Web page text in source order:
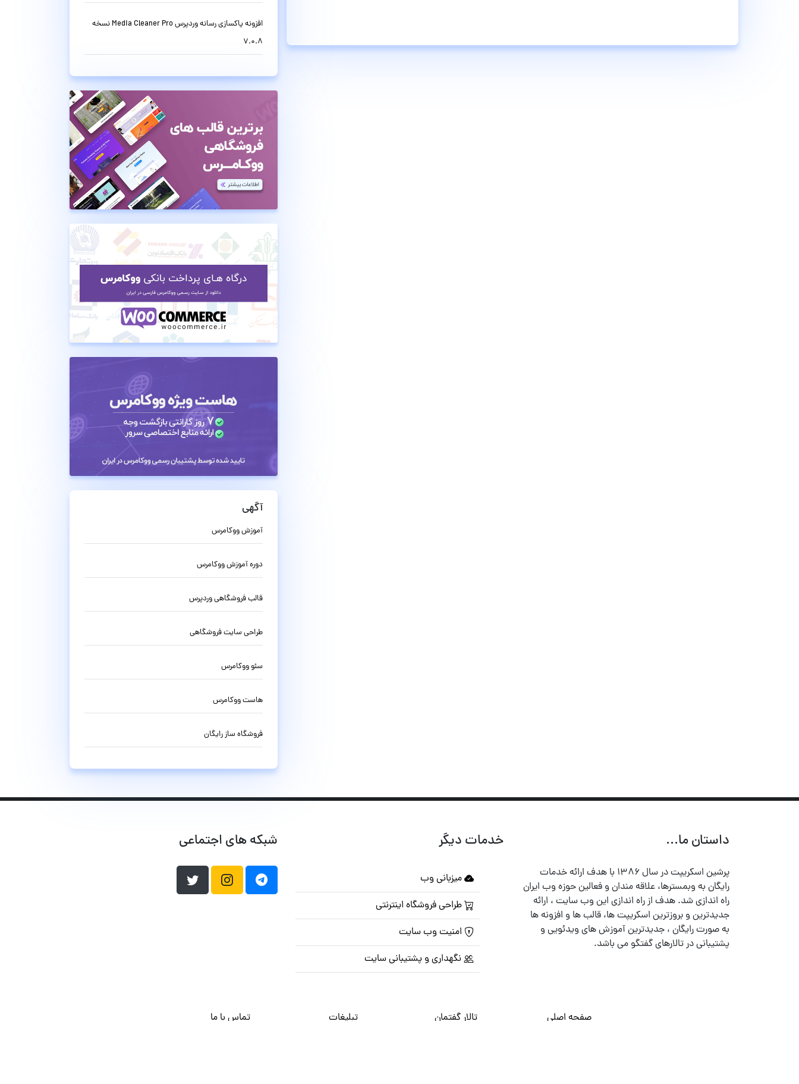
افزونه پاکسازی رسانه وردپرس Media Cleaner Pro نسخه
7.0.8
آگهی
آموزش ووکامرس
دوره آموزش ووکامرس
قالب فروشگاهی وردپرس
طراحی سایت فروشگاهی
سئو ووکامرس
هاست ووکامرس
فروشگاه ساز رایگان
داستان ما...
پرشین اسکریپت در سال ۱۳۸۶ با هدف ارائه خدمات
رایگان به وبمسترها، علاقه مندان و فعالین حوزه وب ایران
راه اندازی شد. هدف از راه اندازی این وب سایت ، ارائه
جدیدترین و بروزترین اسکریپت ها، قالب ها و افزونه ها
به صورت رایگان ، جدیدترین آموزش های ویدئویی و
پشتیبانی در تالارهای گفتگو می باشد.
خدمات دیگر
میزبانی وب
طراحی فروشگاه اینترنتی
امنیت وب سایت
نگهداری و پشتیبانی سایت
شبکه های اجتماعی
صفحه اصلی تالار گفتمان تبلیغات تماس با ما